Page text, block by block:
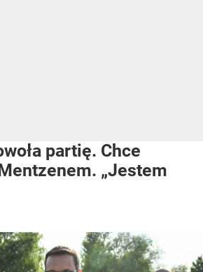
partię. Chce
„Jestem